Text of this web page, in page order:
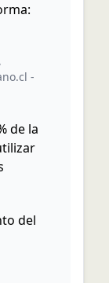
,
-
de la
del